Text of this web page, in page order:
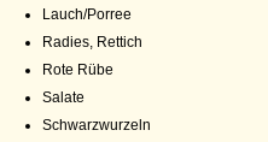
Lauch/Porree
Radies, Rettich
Rote Rübe
Salate
Schwarzwurzeln